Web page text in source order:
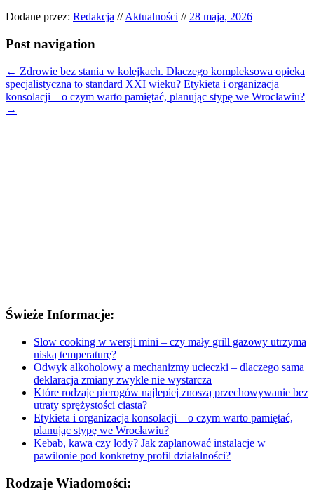
Dodane przez: Redakcja // Aktualności // 28 maja, 2026
Post navigation
← Zdrowie bez stania w kolejkach. Dlaczego kompleksowa opieka
specjalistyczna to standard XXI wieku? Etykieta i organizacja
konsolacji – o czym warto pamiętać, planując stypę we Wrocławiu?
→
Świeże Informacje:
Slow cooking w wersji mini – czy mały grill gazowy utrzyma
niską temperaturę?
Odwyk alkoholowy a mechanizmy ucieczki – dlaczego sama
deklaracja zmiany zwykle nie wystarcza
Które rodzaje pierogów najlepiej znoszą przechowywanie bez
utraty sprężystości ciasta?
Etykieta i organizacja konsolacji – o czym warto pamiętać,
planując stypę we Wrocławiu?
Kebab, kawa czy lody? Jak zaplanować instalacje w
pawilonie pod konkretny profil działalności?
Rodzaje Wiadomości: